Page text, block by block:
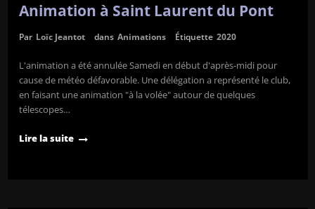
Animation à Saint Laurent du Pont
Par Loïc Jeantot dans Animations Étiquette 2020
L'animation a été annulée Samedi en début d'après-midi pour
cause de météo défavorable. Une délégation a représenté le club,
en faisant une animation "à la volée" autour de quelques
télescopes…
Lire la suite